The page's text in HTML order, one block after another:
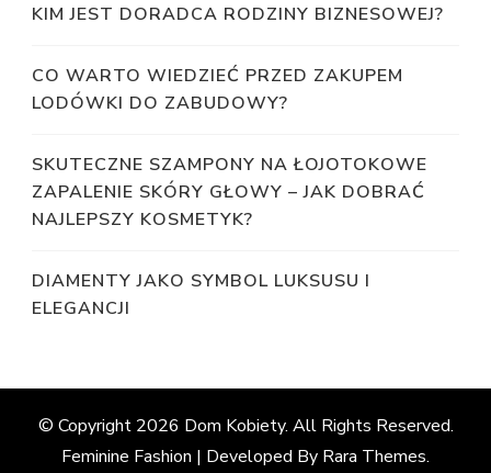
KIM JEST DORADCA RODZINY BIZNESOWEJ?
CO WARTO WIEDZIEĆ PRZED ZAKUPEM
LODÓWKI DO ZABUDOWY?
SKUTECZNE SZAMPONY NA ŁOJOTOKOWE
ZAPALENIE SKÓRY GŁOWY – JAK DOBRAĆ
NAJLEPSZY KOSMETYK?
DIAMENTY JAKO SYMBOL LUKSUSU I
ELEGANCJI
© Copyright 2026 Dom Kobiety. All Rights Reserved.
Feminine Fashion | Developed By Rara Themes.